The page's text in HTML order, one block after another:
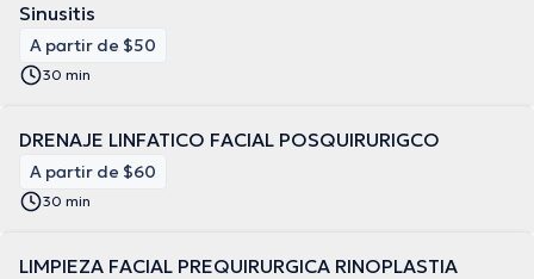
Sinusitis
A partir de $50
30 min
DRENAJE LINFATICO FACIAL POSQUIRURIGCO
A partir de $60
30 min
LIMPIEZA FACIAL PREQUIRURGICA RINOPLASTIA